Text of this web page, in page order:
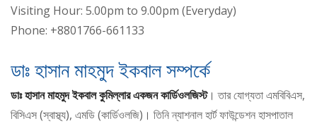
Visiting Hour: 5.00pm to 9.00pm (Everyday)
Phone: +8801766-661133
ডাঃ হাসান মাহমুদ ইকবাল সম্পর্কে
ডাঃ হাসান মাহমুদ ইকবাল কুমিল্লার একজন কার্ডিওলজিস্ট। তার যোগ্যতা এমবিবিএস,
বিসিএস (স্বাস্থ্য), এমডি (কার্ডিওলজি)। তিনি ন্যাশনাল হার্ট ফাউন্ডেশন হাসপাতাল